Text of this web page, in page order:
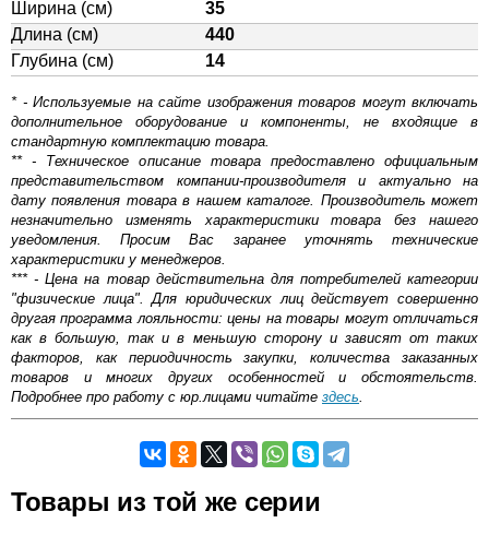
Ширина (см)
35
Длина (см)
440
Глубина (см)
14
* - Используемые на сайте изображения товаров могут включать
дополнительное оборудование и компоненты, не входящие в
стандартную комплектацию товара.
** - Техническое описание товара предоставлено официальным
представительством компании-производителя и актуально на
дату появления товара в нашем каталоге. Производитель может
незначительно изменять характеристики товара без нашего
уведомления. Просим Вас заранее уточнять технические
характеристики у менеджеров.
*** - Цена на товар действительна для потребителей категории
"физические лица". Для юридических лиц действует совершенно
другая программа лояльности: цены на товары могут отличаться
как в большую, так и в меньшую сторону и зависят от таких
факторов, как периодичность закупки, количества заказанных
товаров и многих других особенностей и обстоятельств.
Подробнее про работу с юр.лицами читайте здесь.
Оставьте отзыв
Товары из той же серии